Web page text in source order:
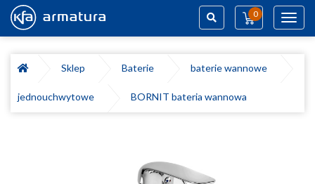
0
Sklep
Baterie baterie wannowe
jednouchwytowe BORNIT bateria wannowa